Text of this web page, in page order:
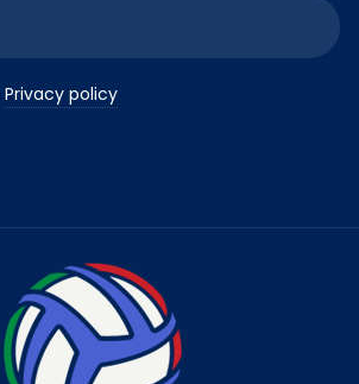
Privacy policy